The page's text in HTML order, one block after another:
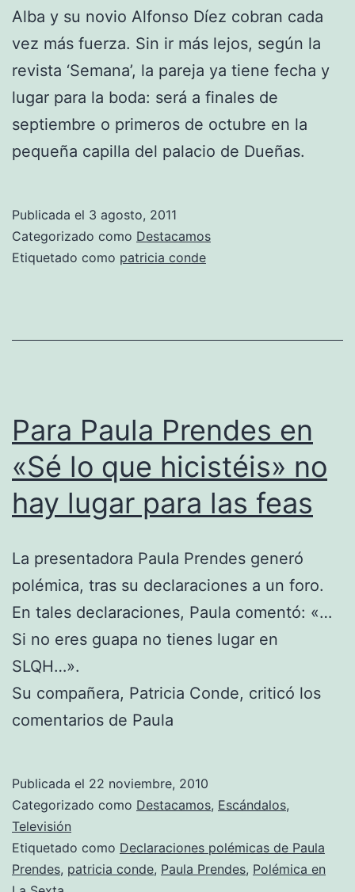
Alba y su novio Alfonso Díez cobran cada
vez más fuerza. Sin ir más lejos, según la
revista ‘Semana’, la pareja ya tiene fecha y
lugar para la boda: será a finales de
septiembre o primeros de octubre en la
pequeña capilla del palacio de Dueñas.
Publicada el 3 agosto, 2011
Categorizado como Destacamos
Etiquetado como patricia conde
Para Paula Prendes en
«Sé lo que hicistéis» no
hay lugar para las feas
La presentadora Paula Prendes generó
polémica, tras su declaraciones a un foro.
En tales declaraciones, Paula comentó: «…
Si no eres guapa no tienes lugar en
SLQH…».
Su compañera, Patricia Conde, criticó los
comentarios de Paula
Publicada el 22 noviembre, 2010
Categorizado como Destacamos, Escándalos,
Televisión
Etiquetado como Declaraciones polémicas de Paula
Prendes, patricia conde, Paula Prendes, Polémica en